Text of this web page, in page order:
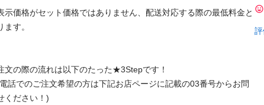
示価格がセット価格ではありません、配送対応する際の最低料金と
ます。
文の際の流れは以下のたった★3Stepです！
話でのご注文希望の方は下記お店ページに記載の03番号からお問